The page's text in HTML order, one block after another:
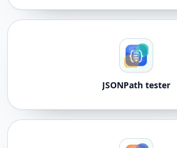
JSONPath tester